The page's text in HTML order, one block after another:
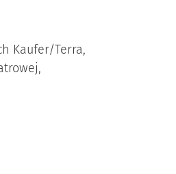
Kaufer/Terra,